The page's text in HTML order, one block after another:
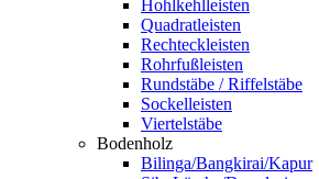
Hohlkehlleisten
Quadratleisten
Rechteckleisten
Rohrfußleisten
Rundstäbe / Riffelstäbe
Sockelleisten
Viertelstäbe
Bodenholz
Bilinga/Bangkirai/Kapur